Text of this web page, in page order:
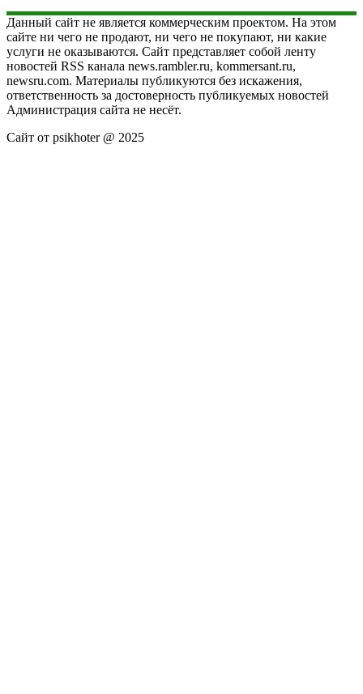
Данный сайт не является коммерческим проектом. На этом
сайте ни чего не продают, ни чего не покупают, ни какие
услуги не оказываются. Сайт представляет собой ленту
новостей RSS канала news.rambler.ru, kommersant.ru,
newsru.com. Материалы публикуются без искажения,
ответственность за достоверность публикуемых новостей
Администрация сайта не несёт.
Сайт от psikhoter @ 2025